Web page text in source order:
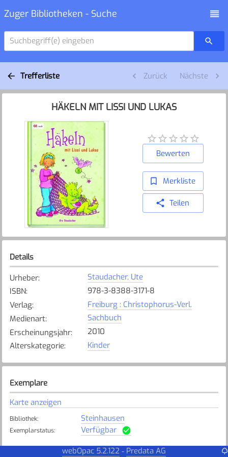
Zuger Bibliotheken - Suche
Suchbegriff(e) eingeben
Trefferliste Zurück Nächste
HÄKELN MIT LISSI UND LUKAS
Bewerten
Merkliste
Teilen
Details
Urheber:
Staudacher, Ute
ISBN:
978-3-8388-3171-8
Verlag:
Freiburg : Christophorus-Verl.
Medienart:
Sachbuch
Erscheinungsjahr:
2010
Alterskategorie: Kinder
Exemplare
Karte anzeigen
Bibliothek: Steinhausen
Exemplarstatus: Verfügbar
webOpac 5.2.122 - Predata AG